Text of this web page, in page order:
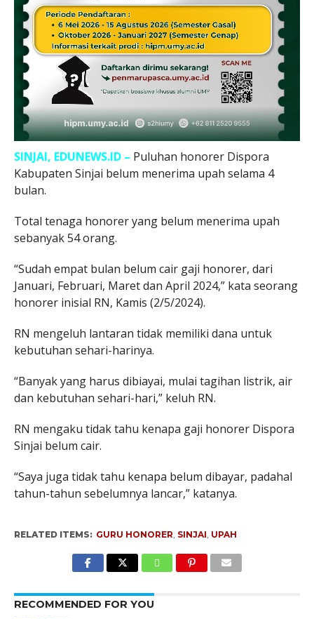
SINJAI, EDUNEWS.ID – Puluhan honorer Dispora
Kabupaten Sinjai belum menerima upah selama 4
bulan.
Total tenaga honorer yang belum menerima upah
sebanyak 54 orang.
“Sudah empat bulan belum cair gaji honorer, dari
Januari, Februari, Maret dan April 2024,” kata seorang
honorer inisial RN, Kamis (2/5/2024).
RN mengeluh lantaran tidak memiliki dana untuk
kebutuhan sehari-harinya.
“Banyak yang harus dibiayai, mulai tagihan listrik, air
dan kebutuhan sehari-hari,” keluh RN.
RN mengaku tidak tahu kenapa gaji honorer Dispora
Sinjai belum cair.
“Saya juga tidak tahu kenapa belum dibayar, padahal
tahun-tahun sebelumnya lancar,” katanya.
RELATED ITEMS: GURU HONORER, SINJAI, UPAH
RECOMMENDED FOR YOU